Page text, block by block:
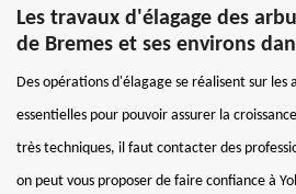
Les travaux d'élagage des
de Bremes et ses environs
Des opérations d'élagage se réalisent sur les
essentielles pour pouvoir assurer la
très techniques, il faut contacter des
on peut vous proposer de faire confiance à